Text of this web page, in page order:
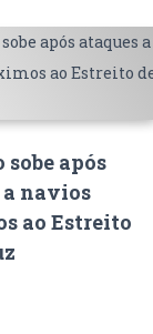
sobe após
a navios
ao Estreito